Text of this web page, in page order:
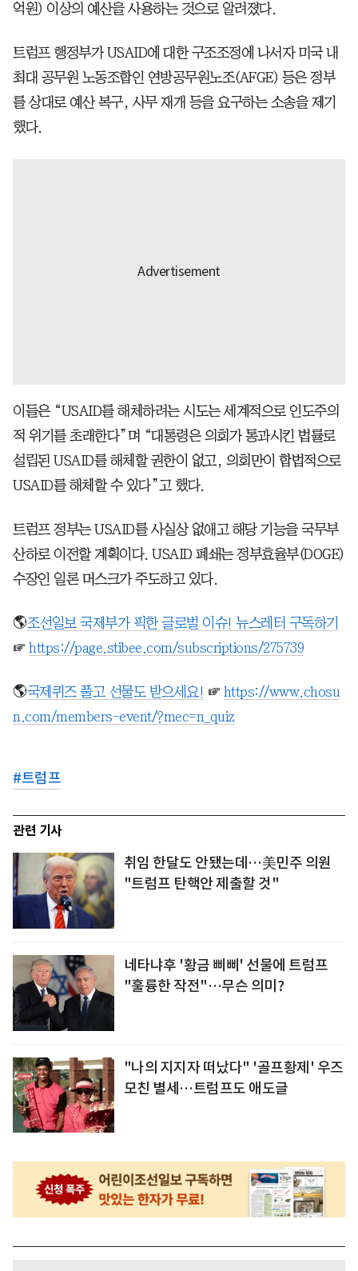
억원) 이상의 예산을 사용하는 것으로 알려졌다.
트럼프 행정부가 USAID에 대한 구조조정에 나서자 미국 내
최대 공무원 노동조합인 연방공무원노조(AFGE) 등은 정부
를 상대로 예산 복구, 사무 재개 등을 요구하는 소송을 제기
했다.
이들은 “USAID를 해체하려는 시도는 세계적으로 인도주의
적 위기를 초래한다”며 “대통령은 의회가 통과시킨 법률로
설립된 USAID를 해체할 권한이 없고, 의회만이 합법적으로
USAID를 해체할 수 있다”고 했다.
트럼프 정부는 USAID를 사실상 없애고 해당 기능을 국무부
산하로 이전할 계획이다. USAID 폐쇄는 정부효율부(DOGE)
수장인 일론 머스크가 주도하고 있다.
🌎조선일보 국제부가 픽한 글로벌 이슈! 뉴스레터 구독하기
☞ https://page.stibee.com/subscriptions/275739
🌎국제퀴즈 풀고 선물도 받으세요! ☞ https://www.chosu
n.com/members-event/?mec=n_quiz
#트럼프
관련 기사
취임 한달도 안됐는데…美민주 의원
"트럼프 탄핵안 제출할 것"
네타냐후 '황금 삐삐' 선물에 트럼프
"훌륭한 작전"…무슨 의미?
"나의 지지자 떠났다" '골프황제' 우즈
모친 별세…트럼프도 애도글